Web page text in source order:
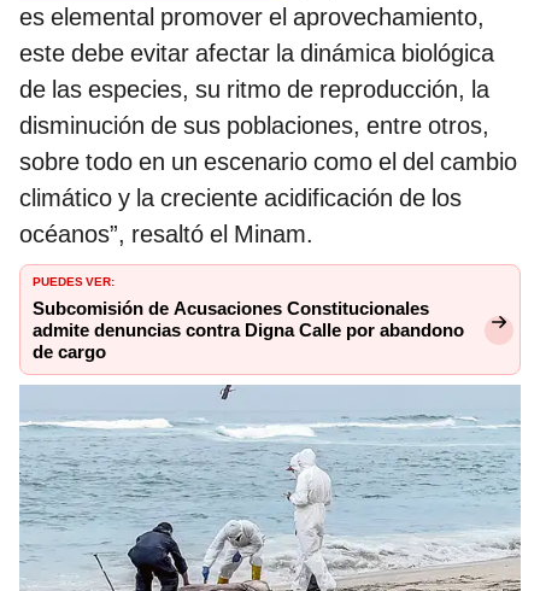
es elemental promover el aprovechamiento,
este debe evitar afectar la dinámica biológica
de las especies, su ritmo de reproducción, la
disminución de sus poblaciones, entre otros,
sobre todo en un escenario como el del cambio
climático y la creciente acidificación de los
océanos”, resaltó el Minam.
PUEDES VER:
Subcomisión de Acusaciones Constitucionales
admite denuncias contra Digna Calle por abandono
de cargo